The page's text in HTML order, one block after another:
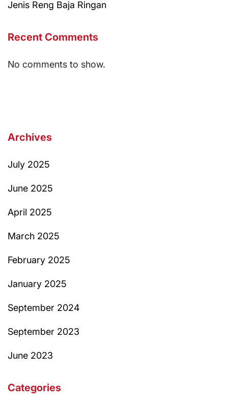
Jenis Reng Baja Ringan
Recent Comments
No comments to show.
Archives
July 2025
June 2025
April 2025
March 2025
February 2025
January 2025
September 2024
September 2023
June 2023
Categories